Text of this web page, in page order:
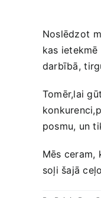
Noslēdzot⁤
kas
darbībā,⁤
Tomēr,lai​
posmu, un
Mēs ceram,
soļi‍ šajā